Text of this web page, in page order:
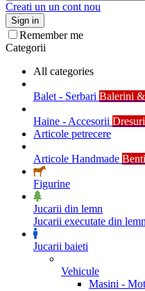
Creati un un cont nou
Sign in
Remember me
Categorii
All categories
Balet - Serbari Balerini
Haine - Accesorii
Articole petrecere
Articole Handmade
Figurine
Jucarii din lemn
Jucarii executate din
Jucarii baieti
Vehicule
Masini -